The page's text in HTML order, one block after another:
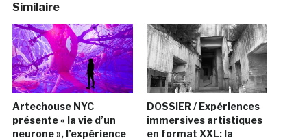
Similaire
Artechouse NYC
présente « la vie d’un
neurone », l’expérience
DOSSIER / Expériences
immersives artistiques
en format XXL: la